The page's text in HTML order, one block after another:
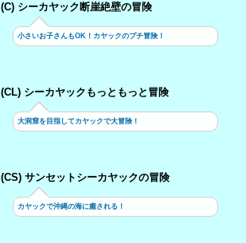
(C) シーカヤック断崖絶壁の冒険
小さいお子さんもOK！カヤックのプチ冒険！
(CL) シーカヤックもっともっと冒険
大洞窟を目指してカヤックで大冒険！
(CS) サンセットシーカヤックの冒険
カヤックで沖縄の海に癒される！